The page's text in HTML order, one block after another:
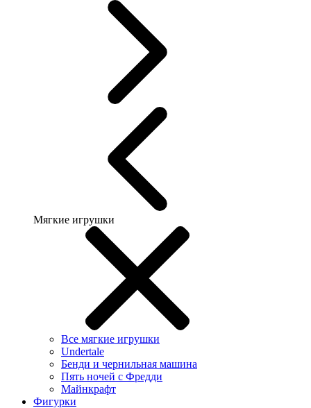
Мягкие игрушки
Все мягкие игрушки
Undertale
Бенди и чернильная машина
Пять ночей с Фредди
Майнкрафт
Фигурки